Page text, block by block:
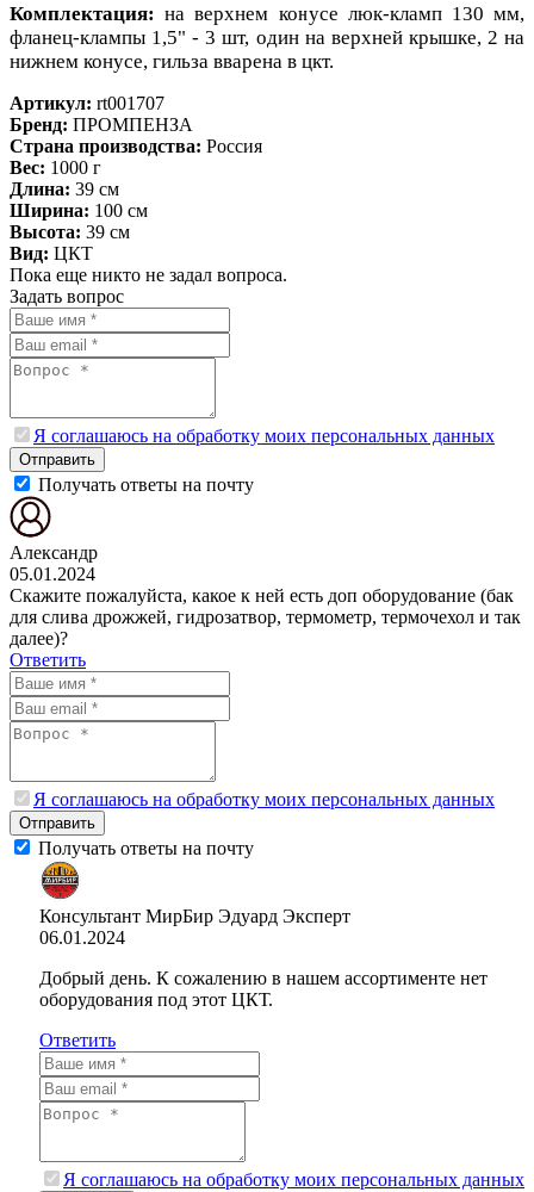
Комплектация: на верхнем конусе люк-кламп 130 мм,
фланец-клампы 1,5" - 3 шт, один на верхней крышке, 2 на
нижнем конусе, гильза вварена в цкт.
Артикул: rt001707
Бренд: ПРОМПЕНЗА
Страна производства: Россия
Вес: 1000 г
Длина: 39 см
Ширина: 100 см
Высота: 39 см
Вид: ЦКТ
Пока еще никто не задал вопроса.
Задать вопрос
Я соглашаюсь на обработку моих персональных данных
Отправить
Получать ответы на почту
Александр
05.01.2024
Скажите пожалуйста, какое к ней есть доп оборудование (бак
для слива дрожжей, гидрозатвор, термометр, термочехол и так
далее)?
Ответить
Я соглашаюсь на обработку моих персональных данных
Отправить
Получать ответы на почту
Консультант МирБир Эдуард Эксперт
06.01.2024
Добрый день. К сожалению в нашем ассортименте нет
оборудования под этот ЦКТ.
Ответить
Я соглашаюсь на обработку моих персональных данных